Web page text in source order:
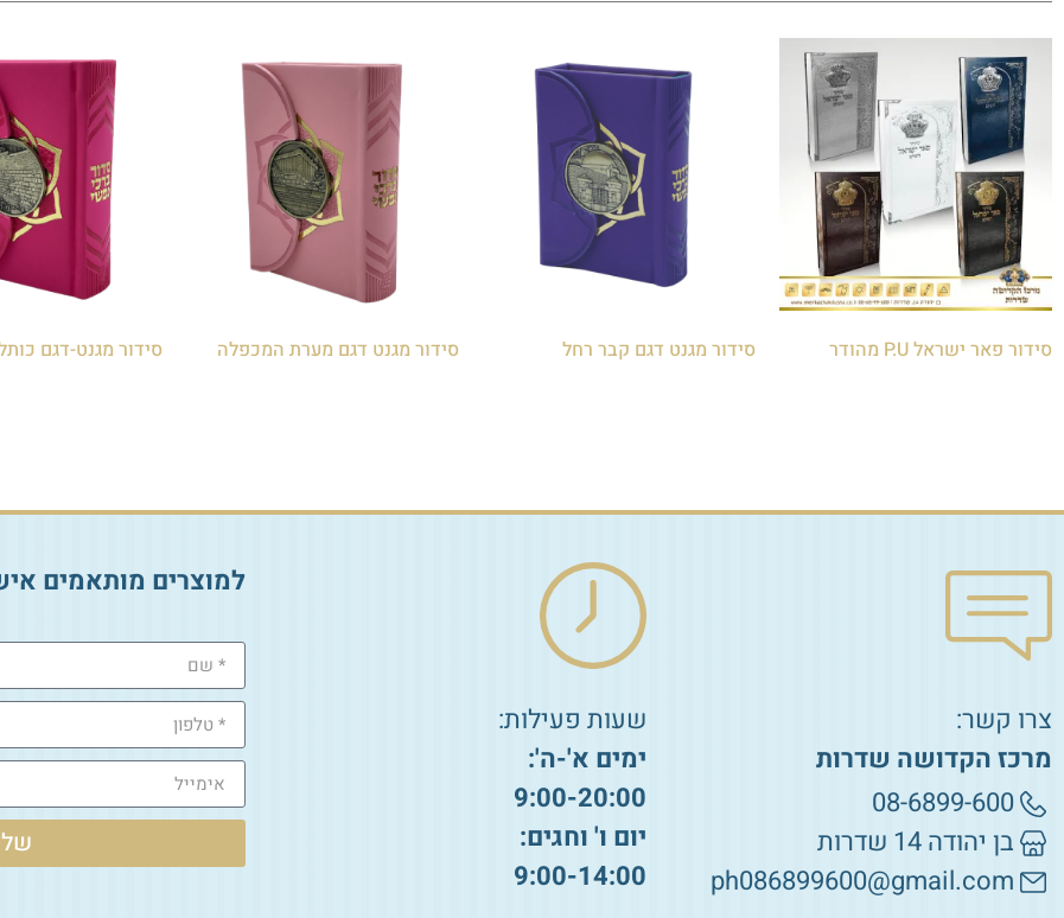
סידור פאר ישראל P.U מהודר סידור מגנט דגם קבר רחל סידור מגנט דגם מערת המכפלה סידור מגנט-דגם
צרו קשר:
מרכז הקדושה שדרות
08-6899-600
בן יהודה 14 שדרות
ph086899600@gmail.com
שעות פעילות:
ימים א'-ה':
9:00-20:00
יום ו' וחגים:
9:00-14:00
למוצרים מותאמים